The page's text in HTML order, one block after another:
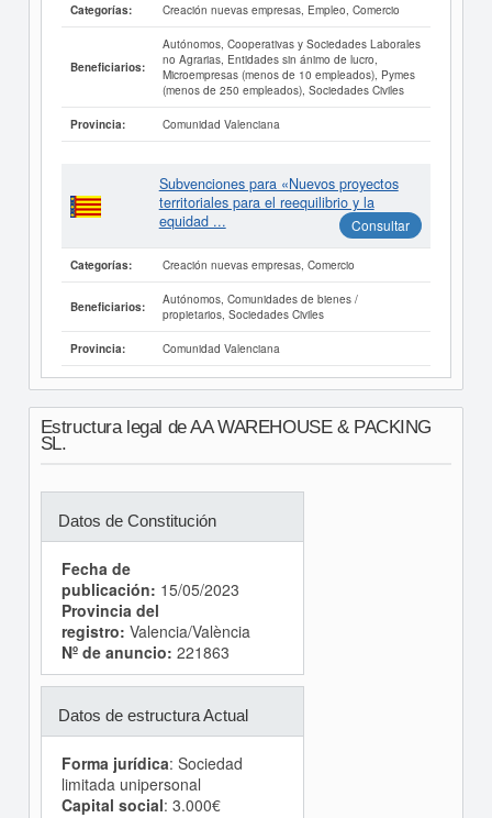
Categorías: Creación nuevas empresas, Empleo, Comercio
Beneficiarios:
Autónomos, Cooperativas y Sociedades Laborales
no Agrarias, Entidades sin ánimo de lucro,
Microempresas (menos de 10 empleados), Pymes
(menos de 250 empleados), Sociedades Civiles
Provincia: Comunidad Valenciana
Subvenciones para «Nuevos proyectos
territoriales para el reequilibrio y la
equidad ...
Consultar
Categorías: Creación nuevas empresas, Comercio
Beneficiarios:
Autónomos, Comunidades de bienes /
propietarios, Sociedades Civiles
Provincia: Comunidad Valenciana
Estructura legal de AA WAREHOUSE & PACKING
SL.
Datos de Constitución
Fecha de
publicación: 15/05/2023
Provincia del
registro: Valencia/València
Nº de anuncio: 221863
Datos de estructura Actual
Forma jurídica: Sociedad
limitada unipersonal
Capital social: 3.000€